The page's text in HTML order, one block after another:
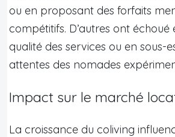
ou en proposant des forfaits
compétitifs. D’autres ont
qualité des services ou en sous-
attentes des nomades
Impact sur le marché
La croissance du coliving